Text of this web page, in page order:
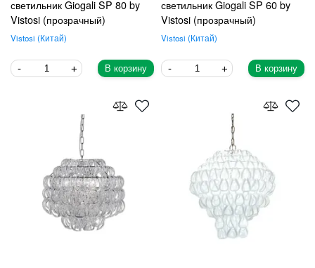
светильник Giogali SP 80 by
Vistosi (прозрачный)
Vistosi Китай
В корзину
светильник Giogali SP 60 by
Vistosi (прозрачный)
Vistosi Китай
В корзину